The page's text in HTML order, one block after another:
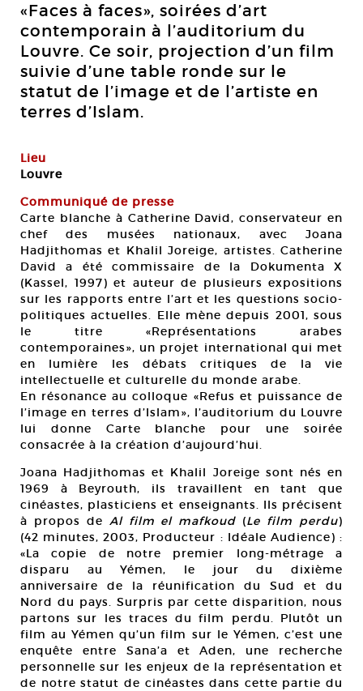
«Faces à faces», soirées d’art
contemporain à l’auditorium du
Louvre. Ce soir, projection d’un film
suivie d’une table ronde sur le
statut de l’image et de l’artiste en
terres d’Islam.
Lieu
Louvre
Communiqué de presse
Carte blanche à Catherine David, conservateur en
chef des musées nationaux, avec Joana
Hadjithomas et Khalil Joreige, artistes. Catherine
David a été commissaire de la Dokumenta X
(Kassel, 1997) et auteur de plusieurs expositions
sur les rapports entre l’art et les questions socio-
politiques actuelles. Elle mène depuis 2001, sous
le titre «Représentations arabes
contemporaines», un projet international qui met
en lumière les débats critiques de la vie
intellectuelle et culturelle du monde arabe.
En résonance au colloque «Refus et puissance de
l’image en terres d’Islam», l’auditorium du Louvre
lui donne Carte blanche pour une soirée
consacrée à la création d’aujourd’hui.
Joana Hadjithomas et Khalil Joreige sont nés en
1969 à Beyrouth, ils travaillent en tant que
cinéastes, plasticiens et enseignants. Ils précisent
à propos de Al film el mafkoud (Le film perdu)
(42 minutes, 2003, Producteur : Idéale Audience) :
«La copie de notre premier long-métrage a
disparu au Yémen, le jour du dixième
anniversaire de la réunification du Sud et du
Nord du pays. Surpris par cette disparition, nous
partons sur les traces du film perdu. Plutôt un
film au Yémen qu’un film sur le Yémen, c’est une
enquête entre Sana’a et Aden, une recherche
personnelle sur les enjeux de la représentation et
de notre statut de cinéastes dans cette partie du